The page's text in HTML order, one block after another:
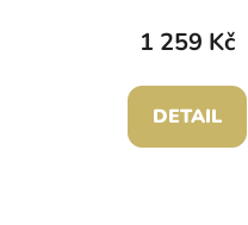
1 259 Kč
DETAIL